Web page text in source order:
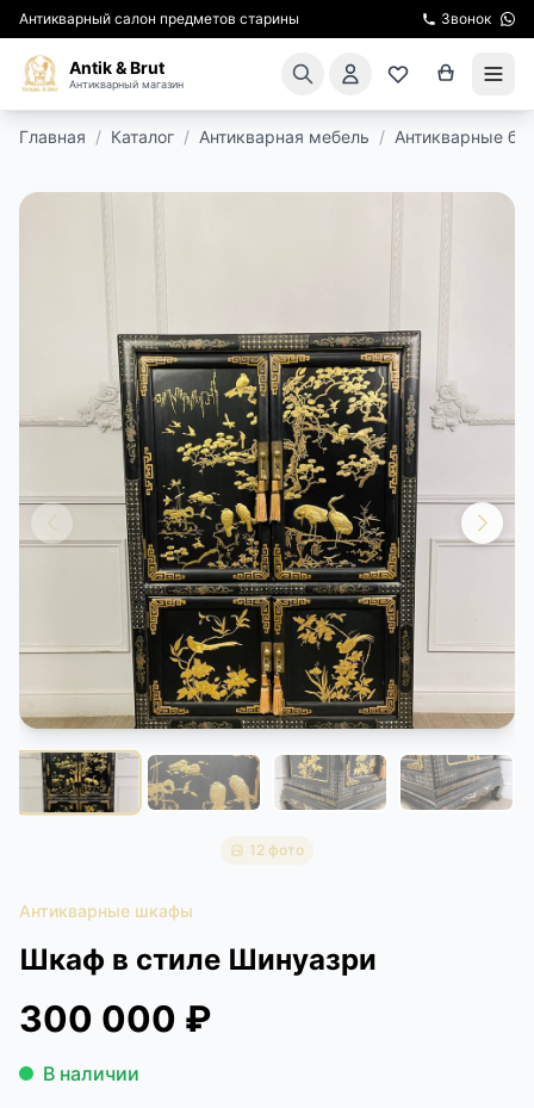
Антикварный салон предметов старины Звонок
Antik & Brut
Антикварный магазин
АРЕНДА МЕБЕЛИ
ЭКСКУРСИИ
РЕСТАВРАЦИЯ
КУРСЫ ПО РЕСТАВРАЦИИ
КОНТАКТЫ
ДОСТАВКА И ОПЛАТА
Главная / Каталог / Антикварная мебель / Антикварные
12 фото
Антикварные шкафы
Шкаф в стиле Шинуазри
300 000 ₽
В наличии